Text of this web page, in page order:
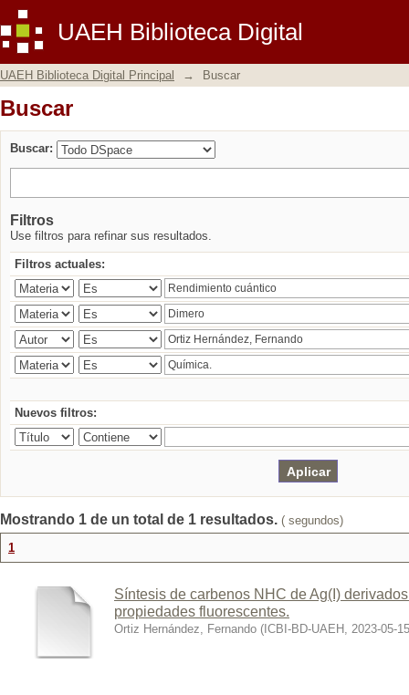
UAEH Biblioteca Digital
Buscar
UAEH Biblioteca Digital Principal → Buscar
Buscar
Buscar:
Filtros
Use filtros para refinar sus resultados.
Filtros actuales:
Nuevos filtros:
Mostrando 1 de un total de 1 resultados. ( segundos)
1
Síntesis de carbenos NHC de Ag(I)
propiedades fluorescentes.
Ortiz Hernández, Fernando ( ICBI-BD-UAEH , 2023-05-15